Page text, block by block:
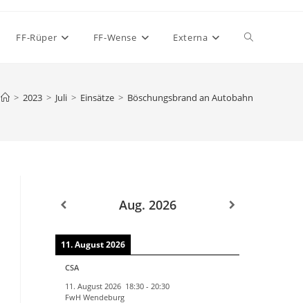
FF-Rüper FF-Wense Externa Website-
> 2023 > Juli > Einsätze > Böschungsbrand an Autobahn
Aug. 2026
11. August 2026
CSA
11. August 2026 18:30 - 20:30
FwH Wendeburg